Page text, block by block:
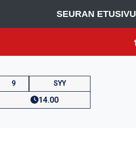
SEURAN ETUSIVU
9 SYY
14.00